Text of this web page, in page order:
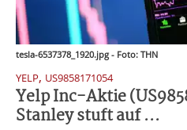
tesla-6537378_1920.jpg - Foto: THN
YELP, US9858171054
Yelp Inc-Aktie
Stanley stuft auf ...